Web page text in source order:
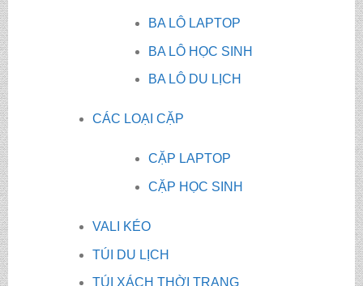
BA LÔ LAPTOP
BA LÔ HỌC SINH
BA LÔ DU LỊCH
CÁC LOẠI CẶP
CẶP LAPTOP
CẶP HỌC SINH
VALI KÉO
TÚI DU LỊCH
TÚI XÁCH THỜI TRANG